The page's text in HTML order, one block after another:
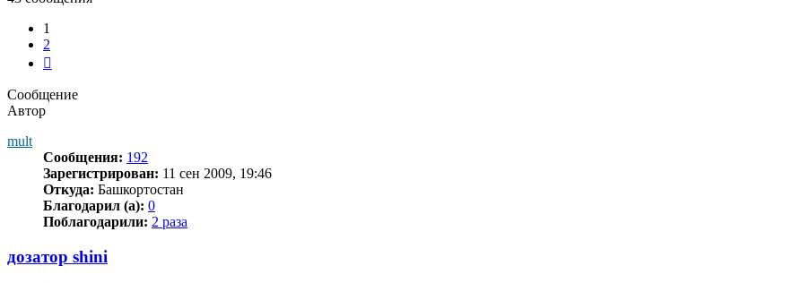
1
2
Сообщение
Автор
mult
Сообщения: 192
Зарегистрирован: 11 сен 2009, 19:46
Откуда: Башкортостан
Благодарил (а): 0
Поблагодарили: 2 раза
дозатор shini